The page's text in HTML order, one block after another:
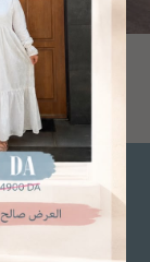
Quick Look